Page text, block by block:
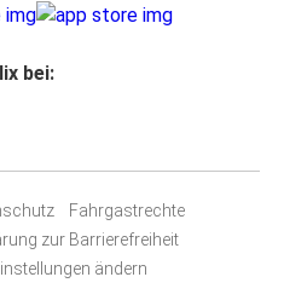
bei:
Fahrgastrechte
zur Barrierefreiheit
ändern